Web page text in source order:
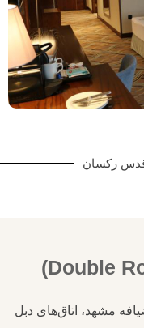
قدس رکسان
مشهد، اتاق‌های دبل